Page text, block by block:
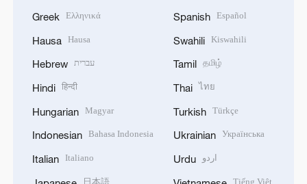
Greek Ελληνικά
Hausa Hausa
Hebrew עברית
Hindi हिन्दी
Hungarian Magyar
Indonesian Bahasa Indonesia
Italian Italiano
Spanish Español
Swahili Kiswahili
Tamil தமிழ்
Thai ไทย
Turkish Türkçe
Ukrainian Українська
Urdu اردو